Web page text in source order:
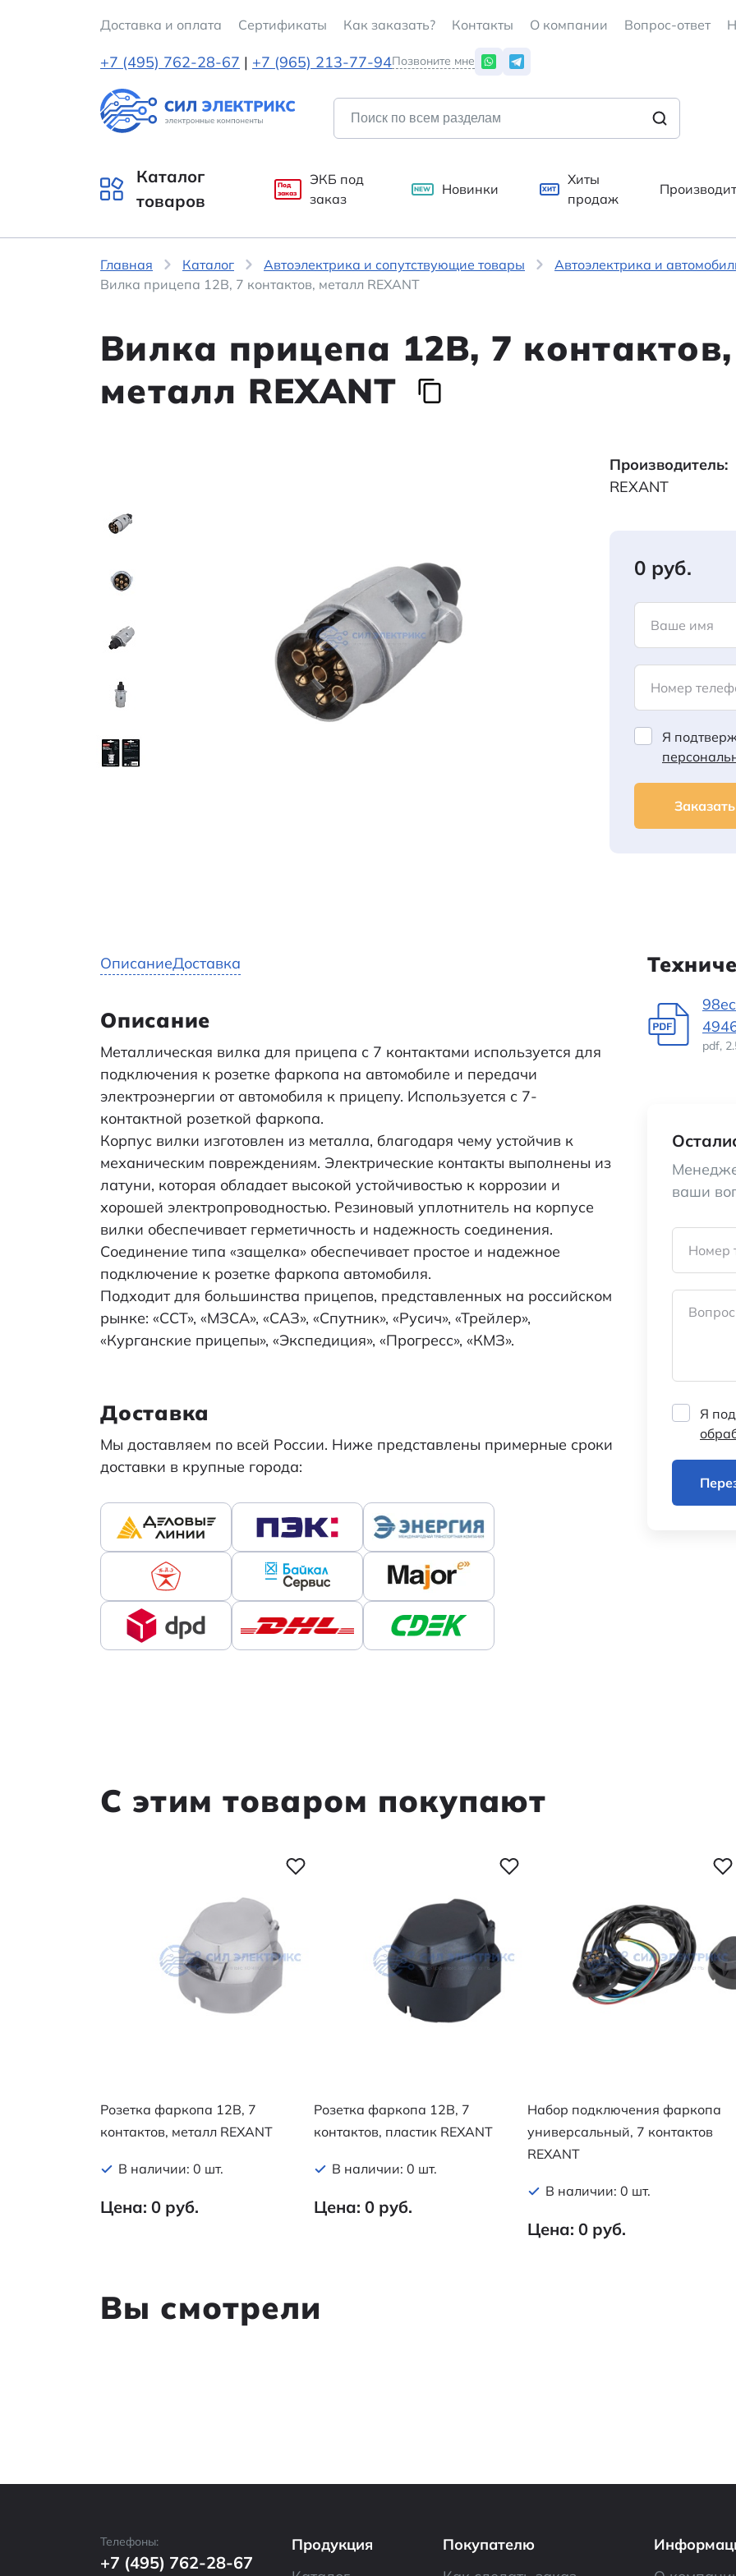
Доставка и оплата Cертификаты Как заказать? Контакты О компании Вопрос-ответ
+7 (495) 762-28-67 | +7 (965) 213-77-94Позвоните мне
Каталог
товаров
Под
заказ
ЭКБ под
заказ
NEW Новинки ХИТ
Хиты
продаж
Главная Каталог Автоэлектрика и сопутствующие товары Автоэлектрика и
Вилка прицепа 12В, 7 контактов, металл REXANT
Вилка прицепа 12В, 7 контактов,
металл REXANT
Производитель:
REXANT
0 руб.
Ваше имя
Номер
Я
Заказать
ОписаниеДоставка
Описание
Металлическая вилка для прицепа с 7 контактами используется для
подключения к розетке фаркопа на автомобиле и передачи
электроэнергии от автомобиля к прицепу. Используется с 7-
контактной розеткой фаркопа.
Корпус вилки изготовлен из металла, благодаря чему устойчив к
механическим повреждениям. Электрические контакты выполнены из
латуни, которая обладает высокой устойчивостью к коррозии и
хорошей электропроводностью. Резиновый уплотнитель на корпусе
вилки обеспечивает герметичность и надежность соединения.
Соединение типа «защелка» обеспечивает простое и надежное
подключение к розетке фаркопа автомобиля.
Подходит для большинства прицепов, представленных на российском
рынке: «ССТ», «МЗСА», «САЗ», «Спутник», «Русич», «Трейлер»,
«Курганские прицепы», «Экспедиция», «Прогресс», «КМЗ».
Доставка
Мы доставляем по всей России. Ниже представлены примерные сроки
доставки в крупные города:
pdf,
ваши
Номер
Вопрос
Я
С этим товаром покупают
Розетка фаркопа 12В, 7
контактов, металл REXANT
В наличии: 0 шт.
Цена: 0 руб.
Розетка фаркопа 12В, 7
контактов, пластик REXANT
В наличии: 0 шт.
Цена: 0 руб.
Набор подключения фаркопа
универсальный, 7 контактов
REXANT
В наличии: 0 шт.
Цена: 0 руб.
Вы смотрели
Телефоны:
+7 (495) 762-28-67
Продукция
Покупателю